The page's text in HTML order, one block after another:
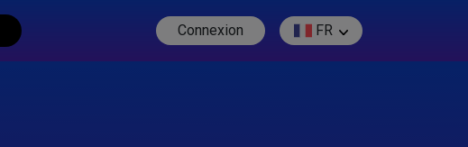
Connexion FR